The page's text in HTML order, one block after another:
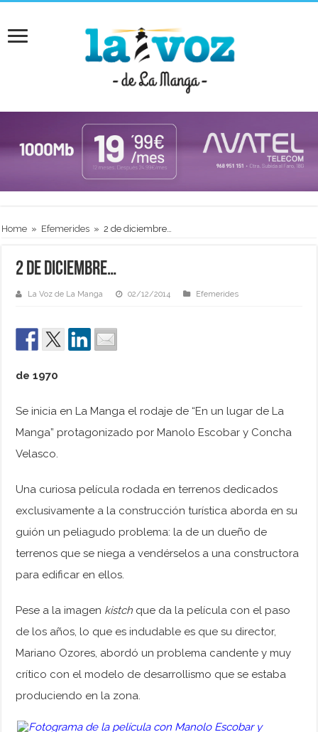
Home » Efemerides » 2 de diciembre…
2 de diciembre…
La Voz de La Manga 02/12/2014 Efemerides
de 1970
Se inicia en La Manga el rodaje de “En un lugar de La
Manga” protagonizado por Manolo Escobar y Concha
Velasco.
Una curiosa película rodada en terrenos dedicados
exclusivamente a la construcción turística aborda en su
guión un peliagudo problema: la de un dueño de
terrenos que se niega a vendérselos a una constructora
para edificar en ellos.
Pese a la imagen kistch que da la película con el paso
de los años, lo que es indudable es que su director,
Mariano Ozores, abordó un problema candente y muy
crítico con el modelo de desarrollismo que se estaba
produciendo en la zona.